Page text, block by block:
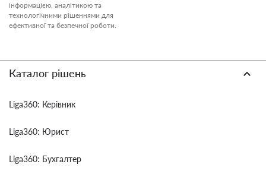
інформацією, аналітикою та
технологічними рішеннями для
ефективної та безпечної роботи.
Каталог рішень
Liga360: Керівник
Liga360: Юрист
Liga360: Бухгалтер